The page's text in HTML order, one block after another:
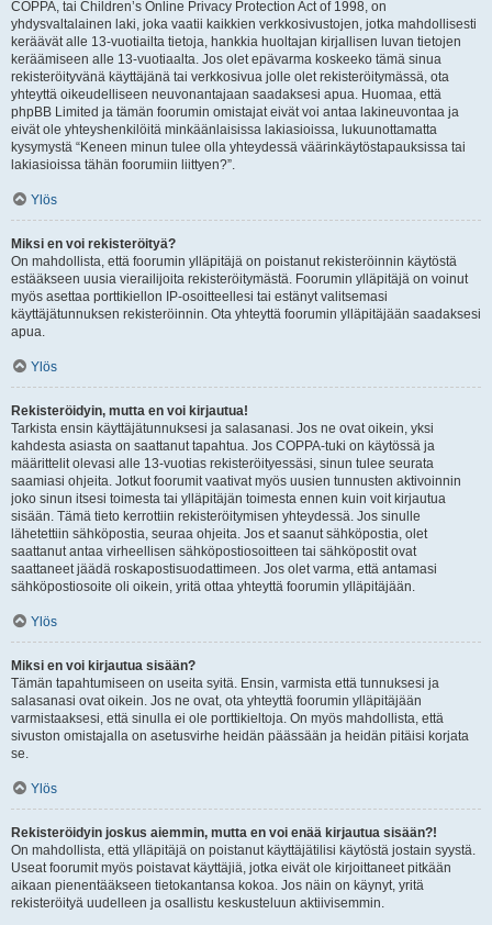
COPPA, tai Children’s Online Privacy Protection Act of 1998, on
yhdysvaltalainen laki, joka vaatii kaikkien verkkosivustojen, jotka mahdollisesti
keräävät alle 13-vuotiailta tietoja, hankkia huoltajan kirjallisen luvan tietojen
keräämiseen alle 13-vuotiaalta. Jos olet epävarma koskeeko tämä sinua
rekisteröityvänä käyttäjänä tai verkkosivua jolle olet rekisteröitymässä, ota
yhteyttä oikeudelliseen neuvonantajaan saadaksesi apua. Huomaa, että
phpBB Limited ja tämän foorumin omistajat eivät voi antaa lakineuvontaa ja
eivät ole yhteyshenkilöitä minkäänlaisissa lakiasioissa, lukuunottamatta
kysymystä “Keneen minun tulee olla yhteydessä väärinkäytöstapauksissa tai
lakiasioissa tähän foorumiin liittyen?”.
Ylös
Miksi en voi rekisteröityä?
On mahdollista, että foorumin ylläpitäjä on poistanut rekisteröinnin käytöstä
estääkseen uusia vierailijoita rekisteröitymästä. Foorumin ylläpitäjä on voinut
myös asettaa porttikiellon IP-osoitteellesi tai estänyt valitsemasi
käyttäjätunnuksen rekisteröinnin. Ota yhteyttä foorumin ylläpitäjään saadaksesi
apua.
Ylös
Rekisteröidyin, mutta en voi kirjautua!
Tarkista ensin käyttäjätunnuksesi ja salasanasi. Jos ne ovat oikein, yksi
kahdesta asiasta on saattanut tapahtua. Jos COPPA-tuki on käytössä ja
määrittelit olevasi alle 13-vuotias rekisteröityessäsi, sinun tulee seurata
saamiasi ohjeita. Jotkut foorumit vaativat myös uusien tunnusten aktivoinnin
joko sinun itsesi toimesta tai ylläpitäjän toimesta ennen kuin voit kirjautua
sisään. Tämä tieto kerrottiin rekisteröitymisen yhteydessä. Jos sinulle
lähetettiin sähköpostia, seuraa ohjeita. Jos et saanut sähköpostia, olet
saattanut antaa virheellisen sähköpostiosoitteen tai sähköpostit ovat
saattaneet jäädä roskapostisuodattimeen. Jos olet varma, että antamasi
sähköpostiosoite oli oikein, yritä ottaa yhteyttä foorumin ylläpitäjään.
Ylös
Miksi en voi kirjautua sisään?
Tämän tapahtumiseen on useita syitä. Ensin, varmista että tunnuksesi ja
salasanasi ovat oikein. Jos ne ovat, ota yhteyttä foorumin ylläpitäjään
varmistaaksesi, että sinulla ei ole porttikieltoja. On myös mahdollista, että
sivuston omistajalla on asetusvirhe heidän päässään ja heidän pitäisi korjata
se.
Ylös
Rekisteröidyin joskus aiemmin, mutta en voi enää kirjautua sisään?!
On mahdollista, että ylläpitäjä on poistanut käyttäjätilisi käytöstä jostain syystä.
Useat foorumit myös poistavat käyttäjiä, jotka eivät ole kirjoittaneet pitkään
aikaan pienentääkseen tietokantansa kokoa. Jos näin on käynyt, yritä
rekisteröityä uudelleen ja osallistu keskusteluun aktiivisemmin.